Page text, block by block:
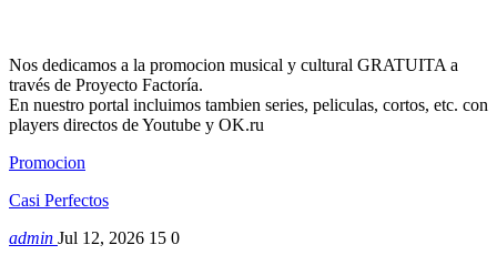
Nos dedicamos a la promocion musical y cultural GRATUITA a
través de Proyecto Factoría.
En nuestro portal incluimos tambien series, peliculas, cortos, etc. con
players directos de Youtube y OK.ru
Promocion
Casi Perfectos
admin Jul 12, 2026 15 0